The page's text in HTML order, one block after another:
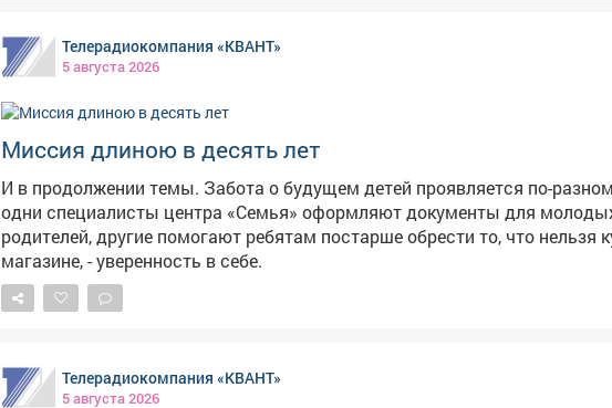
приняли 269 новорождённых, что стало одним из самых высоких
этом году.
Телерадиокомпания «КВАНТ»
5 августа 2026
Миссия длиною в десять лет
И в продолжении темы. Забота о будущем детей проявляется по-
одни специалисты центра «Семья» оформляют документы для
родителей, другие помогают ребятам постарше обрести то, что нельзя
магазине, - уверенность в себе.
Телерадиокомпания «КВАНТ»
5 августа 2026